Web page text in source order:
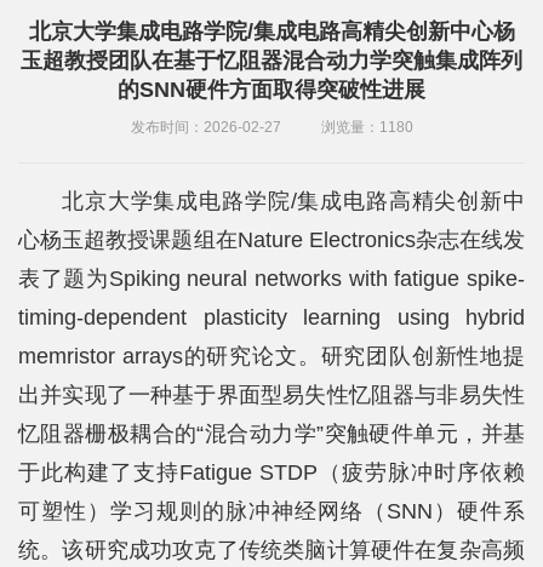
页
况
系
所
心
师
资
北京大学集成电路学院/集成电路高精尖创新中心杨
玉超教授团队在基于忆阻器混合动力学突触集成阵列
的SNN硬件方面取得突破性进展
发布时间：2026-02-27 浏览量： 1180
北京大学集成电路学院/集成电路高精尖创新中
心杨玉超教授课题组在Nature Electronics杂志在线发
表了题为Spiking neural networks with fatigue spike-
timing-dependent plasticity learning using hybrid
memristor arrays的研究论文。研究团队创新性地提
出并实现了一种基于界面型易失性忆阻器与非易失性
忆阻器栅极耦合的“混合动力学”突触硬件单元，并基
于此构建了支持Fatigue STDP（疲劳脉冲时序依赖
可塑性）学习规则的脉冲神经网络（SNN）硬件系
统。该研究成功攻克了传统类脑计算硬件在复杂高频